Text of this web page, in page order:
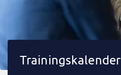
Trainingskalender